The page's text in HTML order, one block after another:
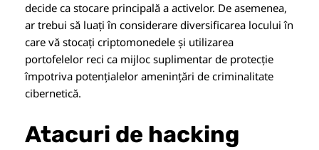
decide ca stocare principală a activelor. De asemenea,
ar trebui să luați în considerare diversificarea locului în
care vă stocați criptomonedele și utilizarea
portofelelor reci ca mijloc suplimentar de protecție
împotriva potențialelor amenințări de criminalitate
cibernetică.
Atacuri de hacking